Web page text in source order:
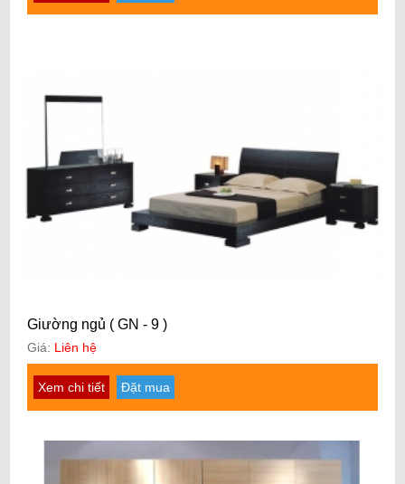
Giường ngủ ( GN - 9 )
Giá: Liên hệ
Xem chi tiết Đặt mua